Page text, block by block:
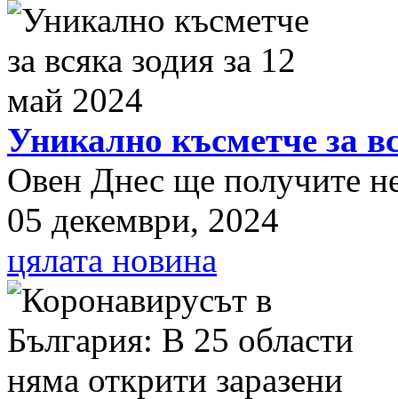
Уникално късметче за
Овен Днес ще получите
05 декември, 2024
цялата новина